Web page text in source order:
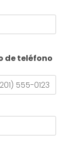
de teléfono